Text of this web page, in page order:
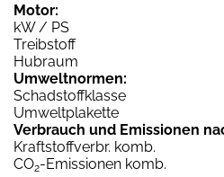
Motor:
kW / PS
Treibstoff
Hubraum
Umweltnormen:
Schadstoffklasse
Umweltplakette
Verbrauch und Emissionen
Kraftstoffverbr. komb.
CO2-Emissionen komb.